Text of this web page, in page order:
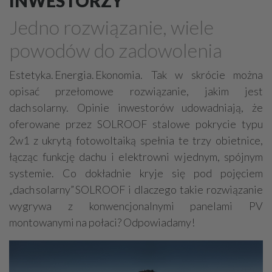
Grzejniki
Hydraulika
Energetyczne instalacje, urządzenia
Materiały hydrauliczne
Przeciwpożarowa ochrona, zabezpieczenia
Elektroinstalatorstwo
Systemy energooszczędne
Systemy nawilżania powietrza
Systemy odwodnień
Elektryczne materiały
Przemysłowe instalacje
Alarmowe systemy, monitoring
Hydrotechnika
Kable, przewody
Odkurzacze centralne
Jedno rozwiązanie, wiele
powodów do zadowolenia
Estetyka. Energia. Ekonomia. Tak w skrócie można
opisać przełomowe rozwiązanie, jakim jest
dach solarny. Opinie inwestorów udowadniają, że
oferowane przez SOLROOF stalowe pokrycie typu
2w1 z ukrytą fotowoltaiką spełnia te trzy obietnice,
łącząc funkcję dachu i elektrowni w jednym, spójnym
systemie. Co dokładnie kryje się pod pojęciem
„dach solarny” SOLROOF i dlaczego takie rozwiązanie
wygrywa z konwencjonalnymi panelami PV
montowanymi na połaci? Odpowiadamy!